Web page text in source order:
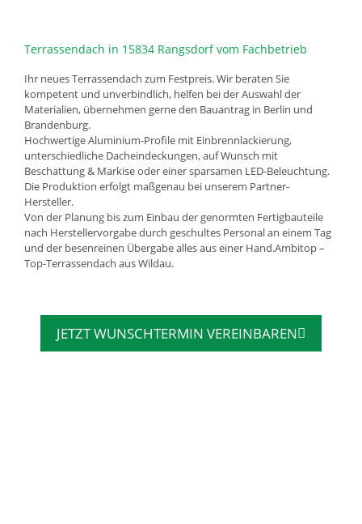
Terrassendach in 15834 Rangsdorf vom Fachbetrieb
Ihr neues Terrassendach zum Festpreis. Wir beraten Sie
kompetent und unverbindlich, helfen bei der Auswahl der
Materialien, übernehmen gerne den Bauantrag in Berlin und
Brandenburg.
Hochwertige Aluminium-Profile mit Einbrennlackierung,
unterschiedliche Dacheindeckungen, auf Wunsch mit
Beschattung & Markise oder einer sparsamen LED-Beleuchtung.
Die Produktion erfolgt maßgenau bei unserem Partner-
Hersteller.
Von der Planung bis zum Einbau der genormten Fertigbauteile
nach Herstellervorgabe durch geschultes Personal an einem Tag
und der besenreinen Übergabe alles aus einer Hand.Ambitop –
Top-Terrassendach aus Wildau.
JETZT WUNSCHTERMIN VEREINBAREN